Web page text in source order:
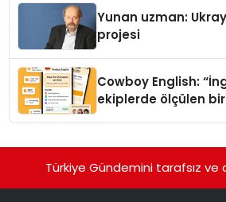
Yunan uzman:
projesi
Cowboy English:
ekiplerde ölçülen
Türkiye Gündemini tarafsız ve